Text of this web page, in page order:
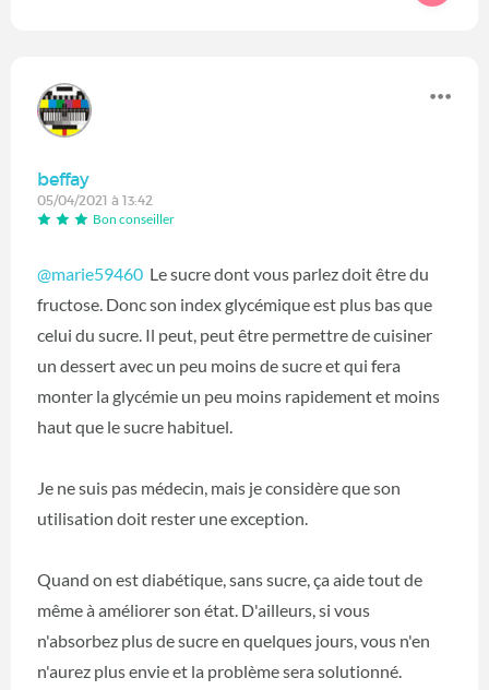
beffay
05/04/2021 à 13:42
Bon conseiller
@marie59460 Le sucre dont vous parlez doit être du
fructose. Donc son index glycémique est plus bas que
celui du sucre. Il peut, peut être permettre de cuisiner
un dessert avec un peu moins de sucre et qui fera
monter la glycémie un peu moins rapidement et moins
haut que le sucre habituel.
Je ne suis pas médecin, mais je considère que son
utilisation doit rester une exception.
Quand on est diabétique, sans sucre, ça aide tout de
même à améliorer son état. D'ailleurs, si vous
n'absorbez plus de sucre en quelques jours, vous n'en
n'aurez plus envie et la problème sera solutionné.